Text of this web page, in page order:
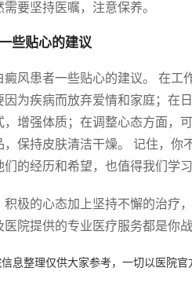
要坚持医嘱，注意保养。
些贴心的建议
风患者一些贴心的建议。 在
因为疾病而放弃爱情和家庭；在
增强体质；在调整心态方面，
保持皮肤清洁干燥。 记住，你
的经历和希望，也值得我们学习
极的心态加上坚持不懈的治疗
院提供的专业医疗服务都是你
息整理仅供大家参考，一切以医院官